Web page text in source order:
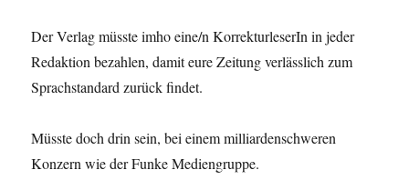
Der Verlag müsste imho eine/n KorrekturleserIn in jeder
Redaktion bezahlen, damit eure Zeitung verlässlich zum
Sprachstandard zurück findet.
Müsste doch drin sein, bei einem milliardenschweren
Konzern wie der Funke Mediengruppe.